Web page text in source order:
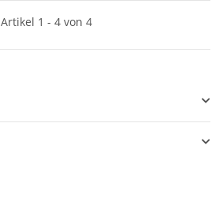
Artikel 1 - 4 von 4